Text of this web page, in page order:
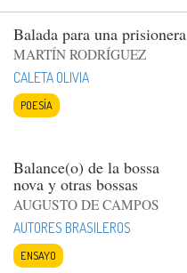
Balada para una prisionera
MARTÍN RODRÍGUEZ
CALETA OLIVIA
POESÍA
Balance(o) de la bossa
nova y otras bossas
AUGUSTO DE CAMPOS
AUTORES BRASILEROS
ENSAYO